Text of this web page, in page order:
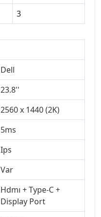
3
Dell
23.8''
2560 x 1440 (2K)
5ms
Ips
Var
Hdmı + Type-C +
Display Port